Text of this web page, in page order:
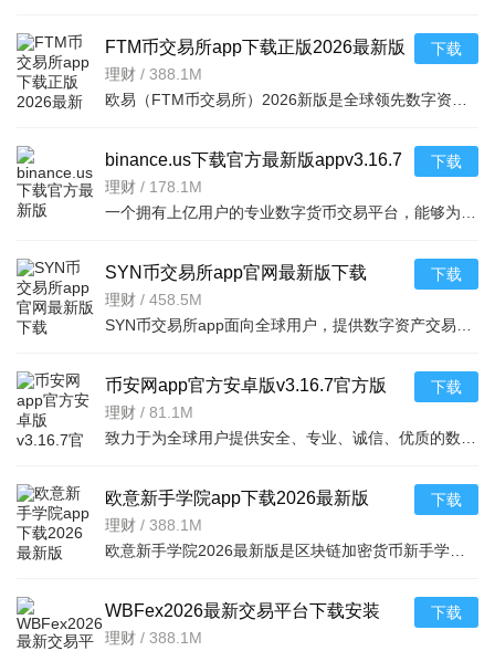
FTM币交易所app下载正版2026最新版
本v6.156.1官方版
理财 / 388.1M
下载
binance.us下载官方最新版appv3.16.7
官方版
理财 / 178.1M
下载
SYN币交易所app官网最新版下载
v6.175.0官方版
理财 / 458.5M
下载
币安网app官方安卓版v3.16.7官方版
理财 / 81.1M
下载
欧意新手学院app下载2026最新版
v6.174.1官方版
理财 / 388.1M
下载
WBFex2026最新交易平台下载安装
v6.154.0官方安卓版
理财 / 388.1M
下载